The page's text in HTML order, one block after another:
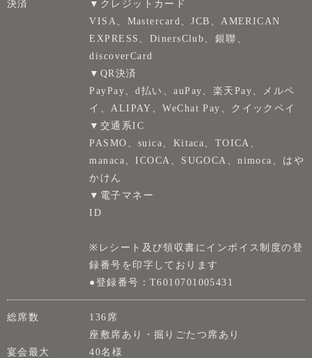
決済
▼クレジットカード
VISA、Mastercard、JCB、AMERICAN
EXPRESS、DinersClub、銀聯、
discoverCard
▼QR決済
PayPay、d払い、auPay、楽天Pay、メルペ
イ、ALIPAY、WeChat Pay、クイックペイ
▼交通系IC
PASMO、suica、Kitaca、TOICA、
manaca、ICOCA、SUGOCA、nimoca、はや
かけん
▼電子マネー
ID
※レシート及び領収書にインボイス制度の登
録番号を印字しております
●登録番号：T6010701005431
総席数
136席
座敷席あり・掘りごたつ席あり
宴会最大
40名様